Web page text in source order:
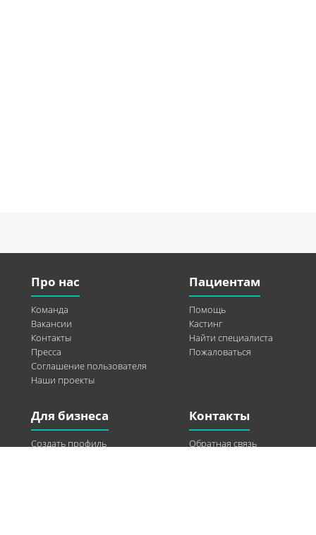
Про нас
Команда
Вакансии
Контакты
Пресса
Соглашение пользователя
Наши проекты
Пациентам
Помощь
Кастинг
Найти специалиста
Пожаловаться
Для бизнеса
Создать профиль
Контакты
Обратная связь